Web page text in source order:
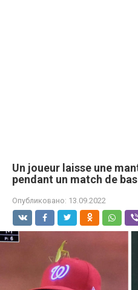
Un joueur laisse une
pendant un match de
Опубликовано: 13.09.2022